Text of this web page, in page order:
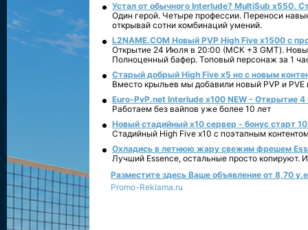
Устал от обычного Interlude? MultiSub x550.
Один герой. Четыре профессии. Переноси
открывай сотни комбинаций умений.
L2NAME.COM Новый PVP High Five x1500 с
Открытие 24 Июля в 20:00 (МСК +3 GMT).
Полноценный бафер. Топовый персонаж за 1
Старый добрый High Five x5 но с новым
Вместо крыльев мы добавили новый PVP и PVE
Euro-PvP.net Interlude х100 NEW - Открытие 4
Работаем без вайпов уже более 10 лет
Новый стадийный х10 сервер - бонус старт
Стадийный High Five x10 с поэтапным
Охладись в летнюю жару свежим фрешем
Лучший Essence, остальные просто копируют.
Разместите здесь Ваше объявление от 8,70
Promo-Reklama.ru